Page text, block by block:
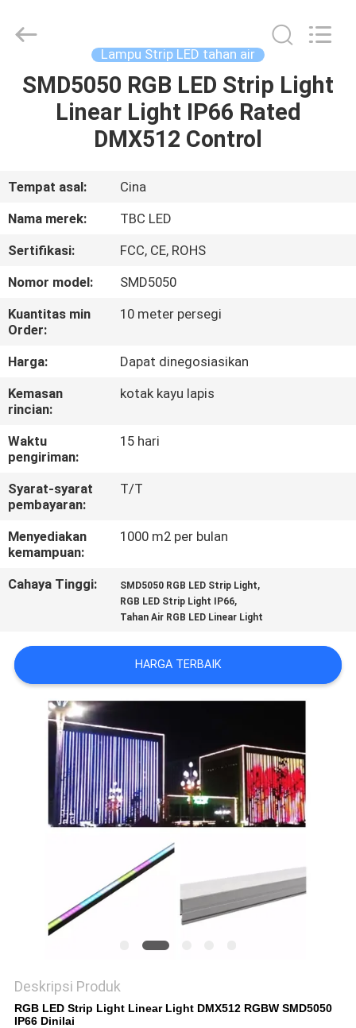
RUMAH
TAMPILAN
VR
TENTANG
KAMI
TUR
PABRIK
KONTROL
KUALITAS
BERITA
PETA
SITUS
PRIBADI
Limited.
Lampu Strip LED tahan air
SMD5050 RGB LED Strip Light
Linear Light IP66 Rated
DMX512 Control
Tempat asal:
Cina
Nama merek:
TBC LED
Sertifikasi:
FCC, CE, ROHS
Nomor model:
SMD5050
Kuantitas min
Order:
10 meter persegi
Harga:
Dapat dinegosiasikan
Kemasan
rincian:
kotak kayu lapis
Waktu
pengiriman:
15 hari
Syarat-syarat
pembayaran:
T/T
Menyediakan
kemampuan:
1000 m2 per bulan
Cahaya Tinggi: SMD5050 RGB LED Strip Light,
RGB LED Strip Light IP66,
Tahan Air RGB LED Linear Light
HARGA TERBAIK
Deskripsi Produk
RGB LED Strip Light Linear Light DMX512 RGBW SMD5050
IP66 Dinilai